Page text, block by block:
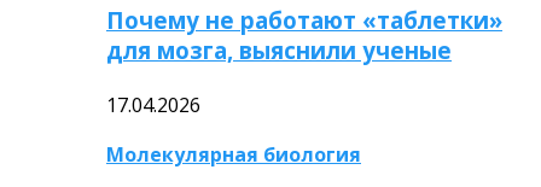
Почему не работают «таблетки»
для мозга, выяснили ученые
17.04.2026
Молекулярная биология